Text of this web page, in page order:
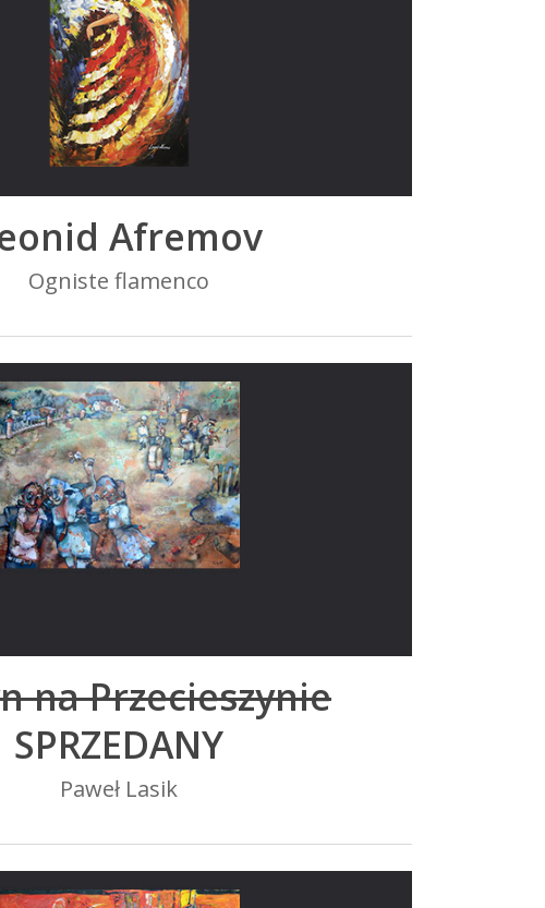
Afremov
Ogniste flamenco
na Przecieszynie
SPRZEDANY
Paweł Lasik